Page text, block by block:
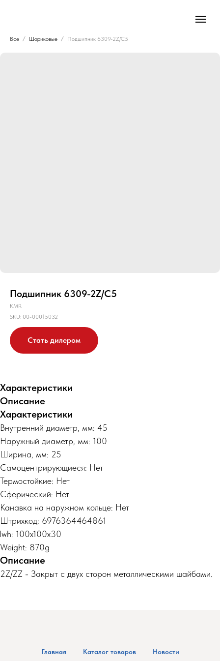
Все Шариковые Подшипник 6309-2Z/C5
Подшипник 6309-2Z/C5
KMR
SKU: 00-00015032
Стать дилером
Характеристики
Описание
Характеристики
Внутренний диаметр, мм: 45
Наружный диаметр, мм: 100
Ширина, мм: 25
Самоцентрирующиеся: Нет
Термостойкие: Нет
Сферический: Нет
Канавка на наружном кольце: Нет
Штрихкод: 6976364464861
lwh: 100x100x30
Weight: 870g
Описание
2Z/ZZ - Закрыт с двух сторон металлическими шайбами.
Главная Каталог товаров Новости